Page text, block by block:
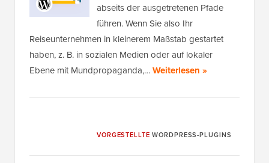
abseits der ausgetretenen Pfade
führen. Wenn Sie also Ihr
Reiseunternehmen in kleinerem Maßstab gestartet
haben, z. B. in sozialen Medien oder auf lokaler
Ebene mit Mundpropaganda,…Weiterlesen »
VORGESTELLTE WORDPRESS-PLUGINS